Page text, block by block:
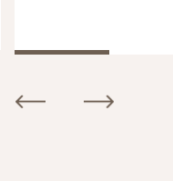
Slide 2 of 3.